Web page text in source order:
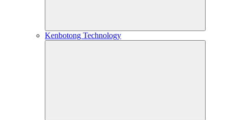
Kenbotong Technology